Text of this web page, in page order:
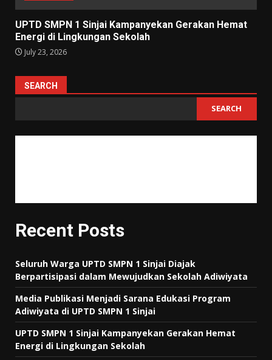
UPTD SMPN 1 Sinjai Kampanyekan Gerakan Hemat
Energi di Lingkungan Sekolah
July 23, 2026
SEARCH
SEARCH
Recent Posts
Seluruh Warga UPTD SMPN 1 Sinjai Diajak
Berpartisipasi dalam Mewujudkan Sekolah Adiwiyata
Media Publikasi Menjadi Sarana Edukasi Program
Adiwiyata di UPTD SMPN 1 Sinjai
UPTD SMPN 1 Sinjai Kampanyekan Gerakan Hemat
Energi di Lingkungan Sekolah